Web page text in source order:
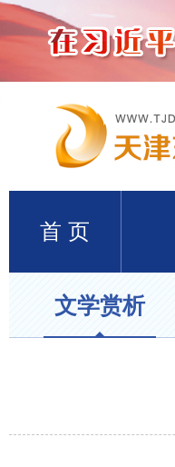
首 页
文学赏析